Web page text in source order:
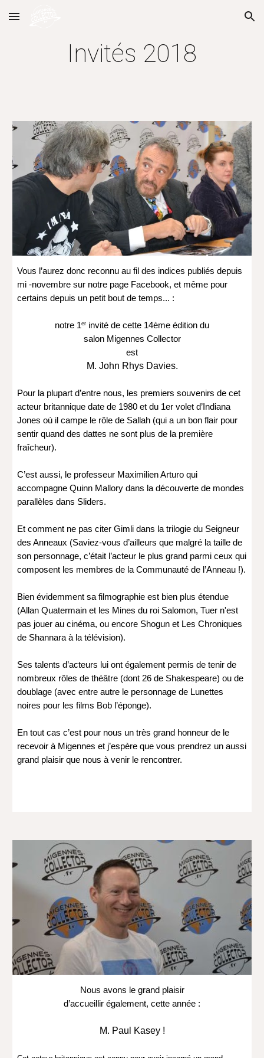
Skip to main content Skip to navigation
Invités 2018
Vous l’aurez donc reconnu au fil des indices publiés depuis
mi -novembre sur notre page Facebook, et même pour
certains depuis un petit bout de temps... :
notre 1er invité de cette 14ème édition du
salon Migennes Collector
est
M. John Rhys Davies.
Pour la plupart d’entre nous, les premiers souvenirs de cet
acteur britannique date de 1980 et du 1er volet d’Indiana
Jones où il campe le rôle de Sallah (qui a un bon flair pour
sentir quand des dattes ne sont plus de la première
fraîcheur).
C’est aussi, le professeur Maximilien Arturo qui
accompagne Quinn Mallory dans la découverte de mondes
parallèles dans Sliders.
Et comment ne pas citer Gimli dans la trilogie du Seigneur
des Anneaux (Saviez-vous d’ailleurs que malgré la taille de
son personnage, c’était l’acteur le plus grand parmi ceux qui
composent les membres de la Communauté de l’Anneau !).
Bien évidemment sa filmographie est bien plus étendue
(Allan Quatermain et les Mines du roi Salomon, Tuer n'est
pas jouer au cinéma, ou encore Shogun et Les Chroniques
de Shannara à la télévision).
Ses talents d’acteurs lui ont également permis de tenir de
nombreux rôles de théâtre (dont 26 de Shakespeare) ou de
doublage (avec entre autre le personnage de Lunettes
noires pour les films Bob l’éponge).
En tout cas c’est pour nous un très grand honneur de le
recevoir à Migennes et j’espère que vous prendrez un aussi
grand plaisir que nous à venir le rencontrer.
Nous avons le grand plaisir
d’accueillir également, cette année :
M. Paul Kasey !